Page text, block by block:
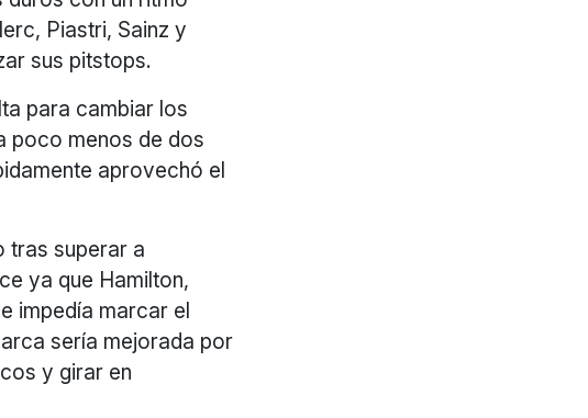
Piastri, Sainz y
sus pitstops.
para cambiar los
poco menos de dos
aprovechó el
tras superar a
ya que Hamilton,
impedía marcar el
sería mejorada por
y girar en